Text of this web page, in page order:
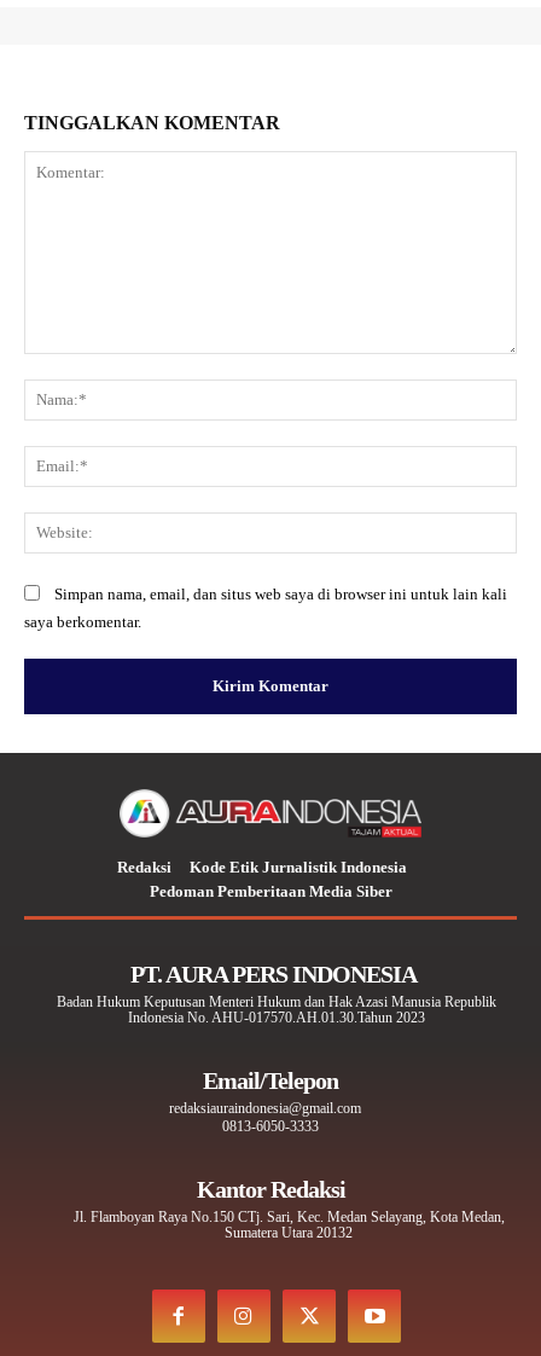
TINGGALKAN KOMENTAR
Simpan nama, email, dan situs web saya di browser ini untuk lain kali
saya berkomentar.
Redaksi
Kode Etik Jurnalistik Indonesia
Pedoman Pemberitaan Media Siber
PT. AURA PERS INDONESIA
Badan Hukum Keputusan Menteri Hukum dan Hak Azasi Manusia Republik
Indonesia No. AHU-017570.AH.01.30.Tahun 2023
Email/Telepon
redaksiauraindonesia@gmail.com
0813-6050-3333
Kantor Redaksi
Jl. Flamboyan Raya No.150 CTj. Sari, Kec. Medan Selayang, Kota Medan,
Sumatera Utara 20132